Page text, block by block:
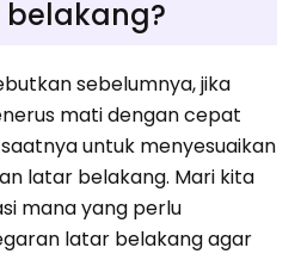
sebelumnya, jika
mati dengan cepat
untuk menyesuaikan
latar belakang. Mari kita
mana yang perlu
latar belakang agar